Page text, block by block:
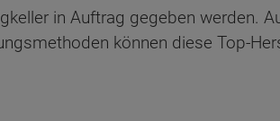
in Auftrag gegeben werden.
können diese Top-